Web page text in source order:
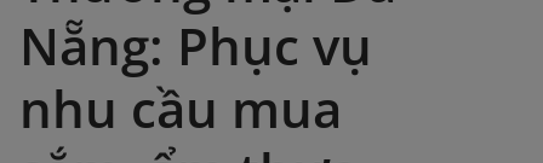
Nẵng: Phục vụ
nhu cầu mua